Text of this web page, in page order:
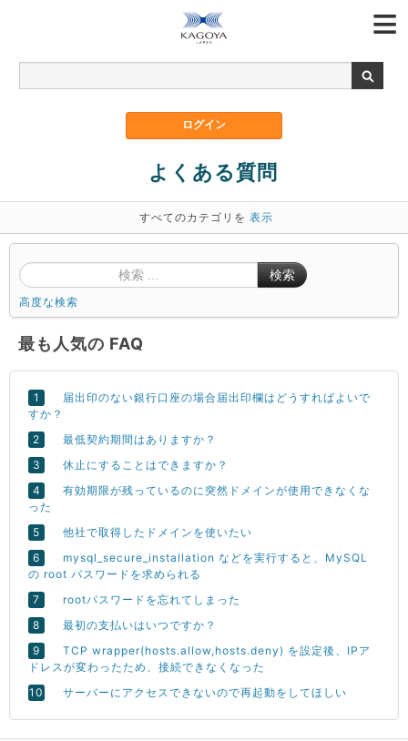
よくある質問
すべてのカテゴリを 表示
検索
高度な検索
最も人気の FAQ
届出印のない銀行口座の場合届出印欄はどうすればよいで
すか？
最低契約期間はありますか？
休止にすることはできますか？
有効期限が残っているのに突然ドメインが使用できなくな
った
他社で取得したドメインを使いたい
mysql_secure_installation などを実行すると、MySQL
の root パスワードを求められる
rootパスワードを忘れてしまった
最初の支払いはいつですか？
TCP wrapper(hosts.allow,hosts.deny) を設定後、IPア
ドレスが変わったため、接続できなくなった
サーバーにアクセスできないので再起動をしてほしい